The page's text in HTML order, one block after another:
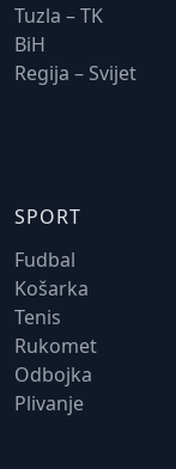
Tuzla – TK
BiH
Regija – Svijet
SPORT
Fudbal
Košarka
Tenis
Rukomet
Odbojka
Plivanje